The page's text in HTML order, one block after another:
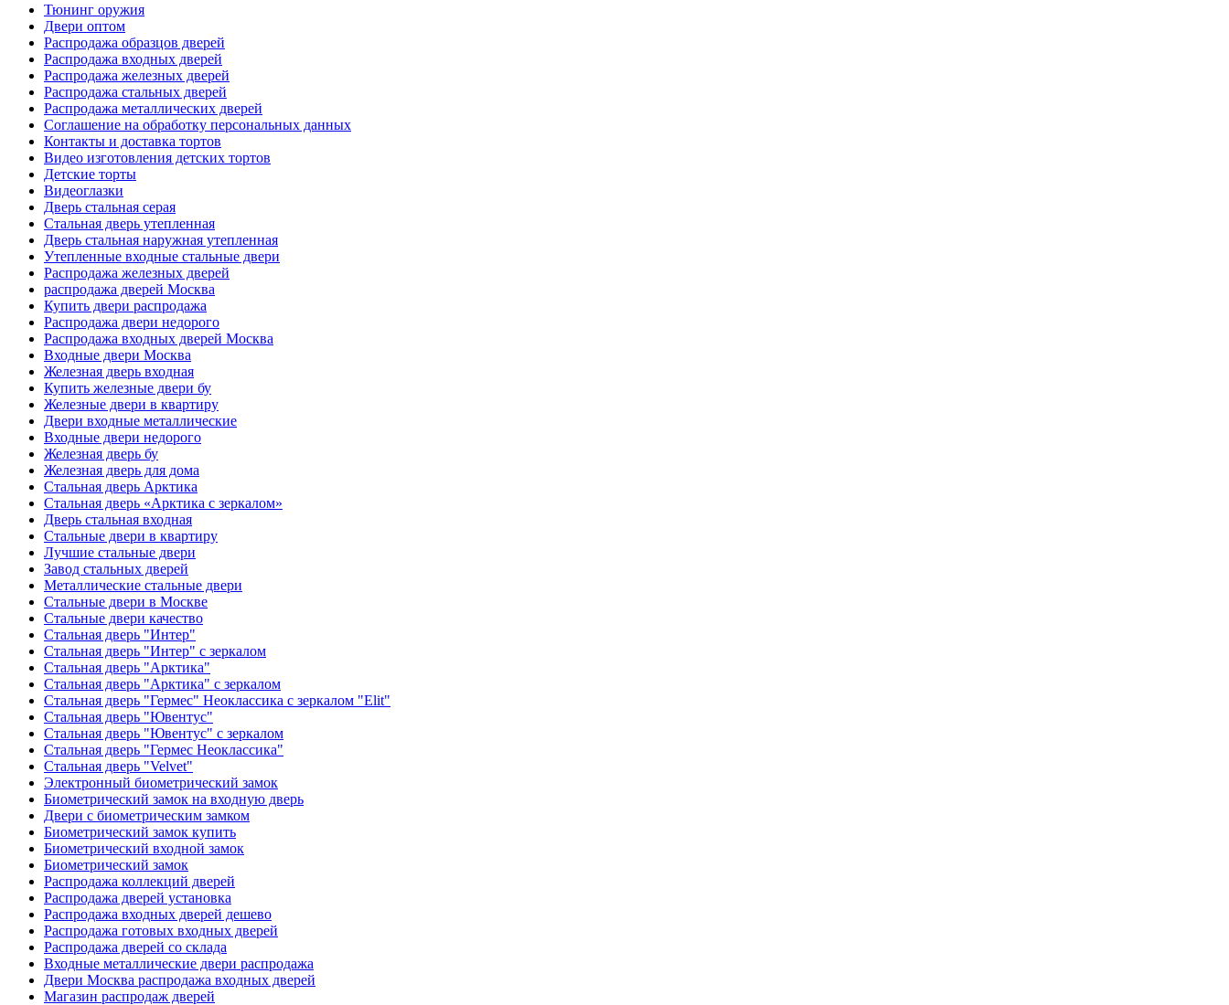
Тюнинг оружия
Двери оптом
Распродажа образцов дверей
Распродажа входных дверей
Распродажа железных дверей
Распродажа стальных дверей
Распродажа металлических дверей
Соглашение на обработку персональных данных
Контакты и доставка тортов
Видео изготовления детских тортов
Детские торты
Видеоглазки
Дверь стальная серая
Стальная дверь утепленная
Дверь стальная наружная утепленная
Утепленные входные стальные двери
Распродажа железных дверей
распродажа дверей Москва
Купить двери распродажа
Распродажа двери недорого
Распродажа входных дверей Москва
Входные двери Москва
Железная дверь входная
Купить железные двери бу
Железные двери в квартиру
Двери входные металлические
Входные двери недорого
Железная дверь бу
Железная дверь для дома
Стальная дверь Арктика
Стальная дверь «Арктика с зеркалом»
Дверь стальная входная
Стальные двери в квартиру
Лучшие стальные двери
Завод стальных дверей
Металлические стальные двери
Стальные двери в Москве
Стальные двери качество
Стальная дверь "Интер"
Стальная дверь "Интер" с зеркалом
Стальная дверь "Арктика"
Стальная дверь "Арктика" с зеркалом
Стальная дверь "Гермес" Неоклассика с зеркалом "Elit"
Стальная дверь "Ювентус"
Стальная дверь "Ювентус" с зеркалом
Стальная дверь "Гермес Неоклассика"
Стальная дверь "Velvet"
Электронный биометрический замок
Биометрический замок на входную дверь
Двери с биометрическим замком
Биометрический замок купить
Биометрический входной замок
Биометрический замок
Распродажа коллекций дверей
Распродажа дверей установка
Распродажа входных дверей дешево
Распродажа готовых входных дверей
Распродажа дверей со склада
Входные металлические двери распродажа
Двери Москва распродажа входных дверей
Магазин распродаж дверей